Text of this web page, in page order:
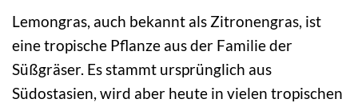
Lemongras, auch bekannt als Zitronengras, ist
eine tropische Pflanze aus der Familie der
Süßgräser. Es stammt ursprünglich aus
Südostasien, wird aber heute in vielen tropischen